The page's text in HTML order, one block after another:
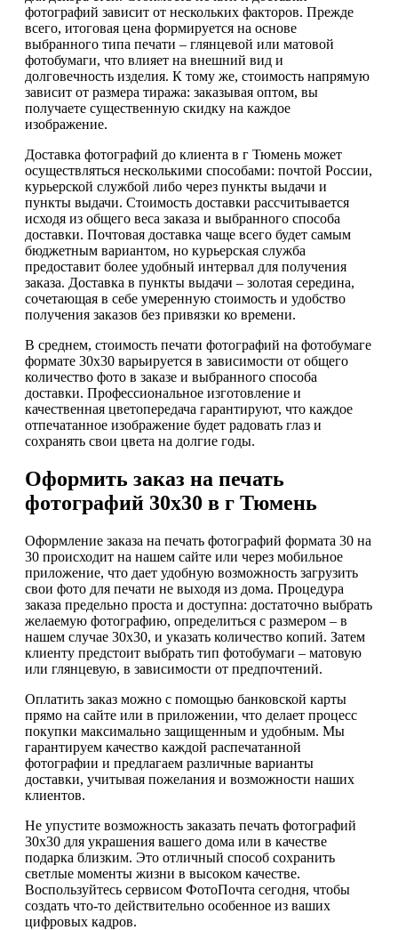
фотографий зависит от нескольких факторов. Прежде
всего, итоговая цена формируется на основе
выбранного типа печати – глянцевой или матовой
фотобумаги, что влияет на внешний вид и
долговечность изделия. К тому же, стоимость напрямую
зависит от размера тиража: заказывая оптом, вы
получаете существенную скидку на каждое
изображение.
Доставка фотографий до клиента в г Тюмень может
осуществляться несколькими способами: почтой России,
курьерской службой либо через пункты выдачи и
пункты выдачи. Стоимость доставки рассчитывается
исходя из общего веса заказа и выбранного способа
доставки. Почтовая доставка чаще всего будет самым
бюджетным вариантом, но курьерская служба
предоставит более удобный интервал для получения
заказа. Доставка в пункты выдачи – золотая середина,
сочетающая в себе умеренную стоимость и удобство
получения заказов без привязки ко времени.
В среднем, стоимость печати фотографий на фотобумаге
формате 30х30 варьируется в зависимости от общего
количество фото в заказе и выбранного способа
доставки. Профессиональное изготовление и
качественная цветопередача гарантируют, что каждое
отпечатанное изображение будет радовать глаз и
сохранять свои цвета на долгие годы.
Оформить заказ на печать
фотографий 30х30 в г Тюмень
Оформление заказа на печать фотографий формата 30 на
30 происходит на нашем сайте или через мобильное
приложение, что дает удобную возможность загрузить
свои фото для печати не выходя из дома. Процедура
заказа предельно проста и доступна: достаточно выбрать
желаемую фотографию, определиться с размером – в
нашем случае 30x30, и указать количество копий. Затем
клиенту предстоит выбрать тип фотобумаги – матовую
или глянцевую, в зависимости от предпочтений.
Оплатить заказ можно с помощью банковской карты
прямо на сайте или в приложении, что делает процесс
покупки максимально защищенным и удобным. Мы
гарантируем качество каждой распечатанной
фотографии и предлагаем различные варианты
доставки, учитывая пожелания и возможности наших
клиентов.
Не упустите возможность заказать печать фотографий
30х30 для украшения вашего дома или в качестве
подарка близким. Это отличный способ сохранить
светлые моменты жизни в высоком качестве.
Воспользуйтесь сервисом ФотоПочта сегодня, чтобы
создать что-то действительно особенное из ваших
цифровых кадров.